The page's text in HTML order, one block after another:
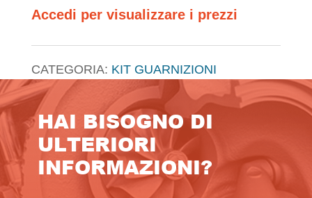
Accedi per visualizzare i prezzi
CATEGORIA: KIT GUARNIZIONI
HAI BISOGNO DI
ULTERIORI
INFORMAZIONI?